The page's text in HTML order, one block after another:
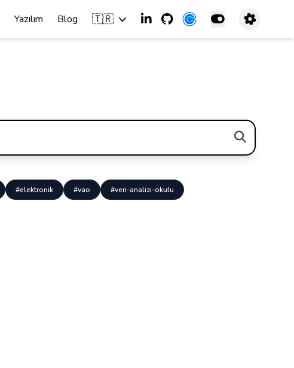
Yazılım Blog 🇹🇷
#elektronik #vao #veri-analizi-okulu